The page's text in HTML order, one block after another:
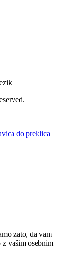
do preklica
zato, da vam
vašim osebnim